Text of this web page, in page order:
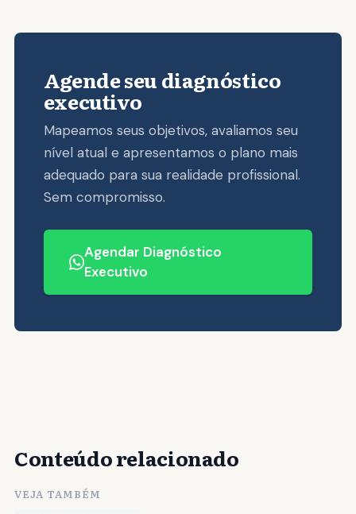
Agende seu diagnóstico
executivo
Mapeamos seus objetivos, avaliamos seu
nível atual e apresentamos o plano mais
adequado para sua realidade profissional.
Sem compromisso.
Agendar Diagnóstico
Executivo
Conteúdo relacionado
VEJA TAMBÉM